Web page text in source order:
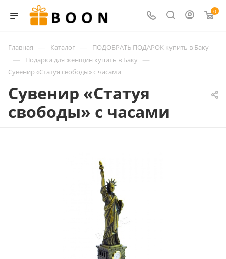
0
Главная — Каталог — ПОДОБРАТЬ ПОДАРОК купить в Баку
— Подарки для женщин купить в Баку —
Сувенир «Статуя свободы» с часами
Сувенир «Статуя
свободы» с часами